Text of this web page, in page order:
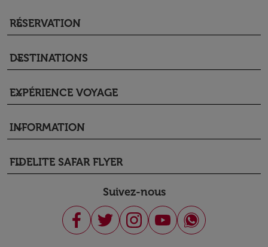
RÉSERVATION
keyboard_arrow_down
DESTINATIONS
keyboard_arrow_down
EXPÉRIENCE VOYAGE
keyboard_arrow_down
INFORMATION
keyboard_arrow_down
FIDELITE SAFAR FLYER
keyboard_arrow_down
Suivez-nous